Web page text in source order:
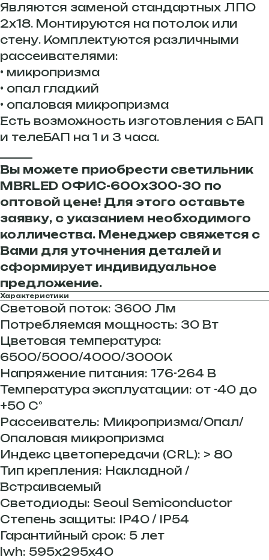
Являются заменой стандартных ЛПО
2х18. Монтируются на потолок или
стену. Комплектуются различными
рассеивателями:
• микропризма
• опал гладкий
• опаловая микропризма
Есть возможность изготовления с БАП
и телеБАП на 1 и 3 часа.
Вы можете приобрести светильник
MBRLED ОФИС-600х300-30 по
оптовой цене! Для этого оставьте
заявку, с указанием необходимого
колличества. Менеджер свяжется с
Вами для уточнения деталей и
сформирует индивидуальное
предложение.
Характеристики
Световой поток: 3600 Лм
Потребляемая мощность: 30 Вт
Цветовая температура:
6500/5000/4000/3000К
Напряжение питания: 176-264 В
Температура эксплуатации: от -40 до
+50 С°
Рассеиватель: Микропризма/Опал/
Опаловая микропризма
Индекс цветопередачи (CRL): > 80
Тип крепления: Накладной /
Встраиваемый
Светодиоды: Seoul Semiconductor
Степень защиты: IP40 / IP54
Гарантийный срок: 5 лет
lwh: 595x295x40